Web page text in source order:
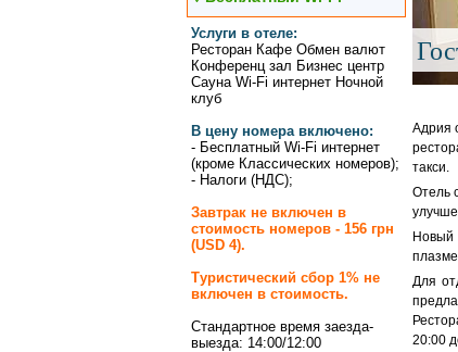
Услуги в отеле:
Ресторан Кафе Обмен валют
Конференц зал Бизнес центр
Сауна Wi-Fi интернет Ночной
клуб
В цену номера включено:
- Бесплатный Wi-Fi интернет
(кроме Классических номеров);
- Налоги (НДС);
Завтрак не включен в
стоимость номеров - 156 грн
(USD 4).
Туристический сбор 1% не
включен в стоимость.
Стандартное время заезда-
выезда: 14:00/12:00
Адрия
такси.
Отель
Для
20:00